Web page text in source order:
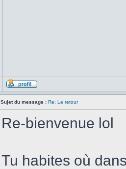
Sujet du message : Re: Le retour
Re-bienvenue lol
Tu habites où